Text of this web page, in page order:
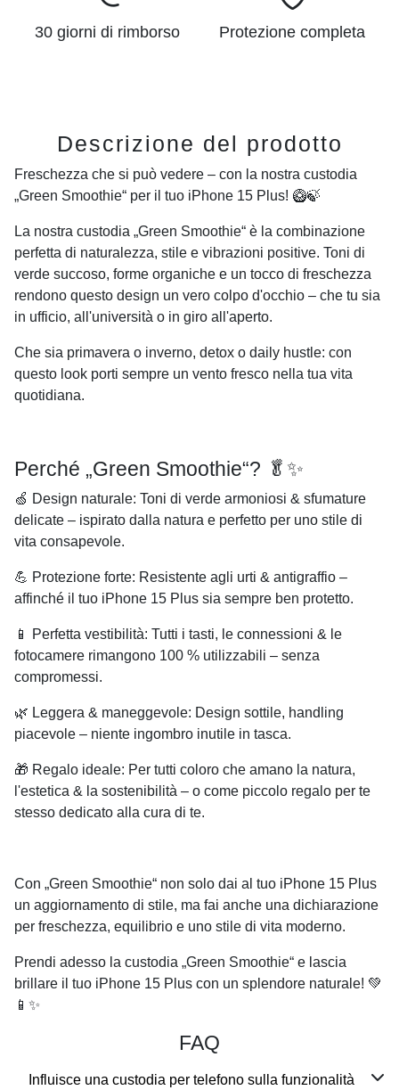
30 giorni di rimborso Protezione completa
Descrizione del prodotto
Freschezza che si può vedere – con la nostra custodia
„Green Smoothie“ per il tuo iPhone 15 Plus! 🥝🍃
La nostra custodia „Green Smoothie“ è la combinazione
perfetta di naturalezza, stile e vibrazioni positive. Toni di
verde succoso, forme organiche e un tocco di freschezza
rendono questo design un vero colpo d'occhio – che tu sia
in ufficio, all'università o in giro all'aperto.
Che sia primavera o inverno, detox o daily hustle: con
questo look porti sempre un vento fresco nella tua vita
quotidiana.
Perché „Green Smoothie“? 🥬✨
🍏 Design naturale: Toni di verde armoniosi & sfumature
delicate – ispirato dalla natura e perfetto per uno stile di
vita consapevole.
💪 Protezione forte: Resistente agli urti & antigraffio –
affinché il tuo iPhone 15 Plus sia sempre ben protetto.
📱 Perfetta vestibilità: Tutti i tasti, le connessioni & le
fotocamere rimangono 100 % utilizzabili – senza
compromessi.
🌿 Leggera & maneggevole: Design sottile, handling
piacevole – niente ingombro inutile in tasca.
🎁 Regalo ideale: Per tutti coloro che amano la natura,
l'estetica & la sostenibilità – o come piccolo regalo per te
stesso dedicato alla cura di te.
Con „Green Smoothie“ non solo dai al tuo iPhone 15 Plus
un aggiornamento di stile, ma fai anche una dichiarazione
per freschezza, equilibrio e uno stile di vita moderno.
Prendi adesso la custodia „Green Smoothie“ e lascia
brillare il tuo iPhone 15 Plus con un splendore naturale! 💚
📱✨
FAQ
Influisce una custodia per telefono sulla funzionalità